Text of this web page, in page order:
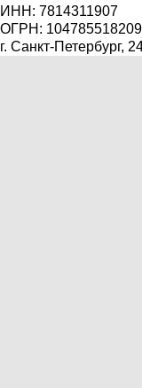
ИНН: 7814311907
ОГРН:
г. Санкт-Петербург,